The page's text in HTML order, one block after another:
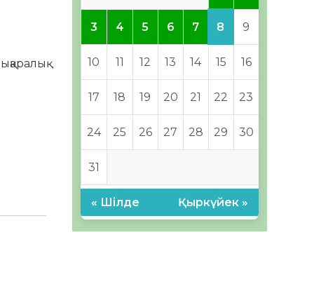
3 4 5 6 7 8 9
10 11 12 13 14 15 16
17 18 19 20 21 22 23
24 25 26 27 28 29 30
31
« Шілде Қыркүйек »